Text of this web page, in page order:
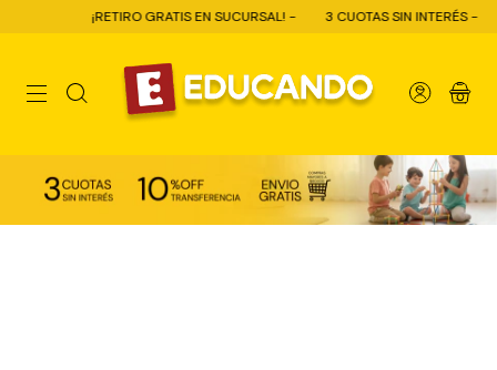
¡RETIRO GRATIS EN SUCURSAL! - 3 CUOTAS SIN INTERÉS - 10%
0